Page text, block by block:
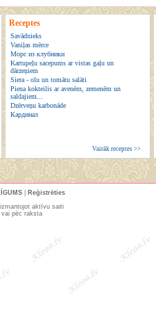
Receptes
Savādnieks
Vaniļas mērce
Морс из клубники
Kartupeļu sacepums ar vistas gaļu un
dārzeņiem
Siera - olu un tomātu salāti
Piena kokteilis ar avenēm, zemenēm un
saldajiem...
Dzērveņu karbonāde
Кардинал
Vairāk receptes >>
Reģistrēties
aktīvu saiti
pēc raksta